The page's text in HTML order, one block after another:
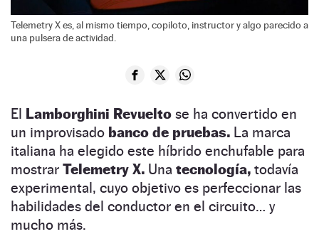
Telemetry X es, al mismo tiempo, copiloto, instructor y algo parecido a
una pulsera de actividad.
El Lamborghini Revuelto se ha convertido en
un improvisado banco de pruebas. La marca
italiana ha elegido este híbrido enchufable para
mostrar Telemetry X. Una tecnología, todavía
experimental, cuyo objetivo es perfeccionar las
habilidades del conductor en el circuito… y
mucho más.